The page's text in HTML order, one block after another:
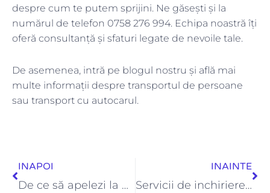
despre cum te putem sprijini. Ne găsești și la
numărul de telefon 0758 276 994. Echipa noastră îți
oferă consultanță și sfaturi legate de nevoile tale.
De asemenea, intră pe blogul nostru și află mai
multe informații despre transportul de persoane
sau transport cu autocarul.
INAPOI
De ce să apelezi la o firmă transport persoane
INAINTE
Servicii de inchiriere autocare Suceava: Lucicosm Transport